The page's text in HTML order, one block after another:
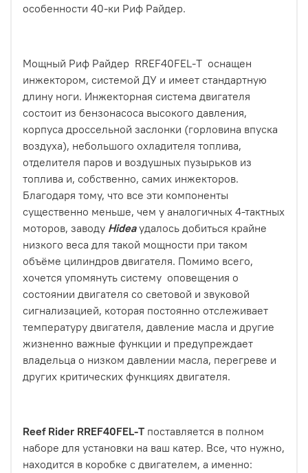
особенности 40-ки Риф Райдер.
Мощный Риф Райдер RREF40FEL-T оснащен
инжектором, системой ДУ и имеет стандартную
длину ноги. Инжекторная система двигателя
состоит из бензонасоса высокого давления,
корпуса дроссельной заслонки (горловина впуска
воздуха), небольшого охладителя топлива,
отделителя паров и воздушных пузырьков из
топлива и, собственно, самих инжекторов.
Благодаря тому, что все эти компоненты
существенно меньше, чем у аналогичных 4-тактных
моторов, заводу Hidea удалось добиться крайне
низкого веса для такой мощности при таком
объёме цилиндров двигателя. Помимо всего,
хочется упомянуть систему оповещения о
состоянии двигателя со световой и звуковой
сигнализацией, которая постоянно отслеживает
температуру двигателя, давление масла и другие
жизненно важные функции и предупреждает
владельца о низком давлении масла, перегреве и
других критических функциях двигателя.
Reef Rider RREF40FEL-T поставляется в полном
наборе для установки на ваш катер. Все, что нужно,
находится в коробке с двигателем, а именно: